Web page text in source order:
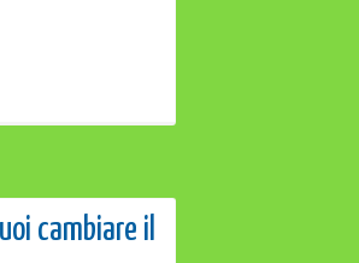
cambiare il